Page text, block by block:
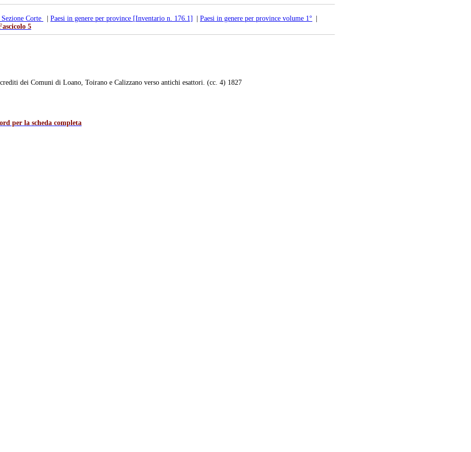
Sezione Corte Paesi in genere per province [Inventario n. 176.1] Paesi in genere per province volume 1°
5
dei Comuni di Loano, Toirano e Calizzano verso antichi esattori. (cc. 4) 1827
per la scheda completa